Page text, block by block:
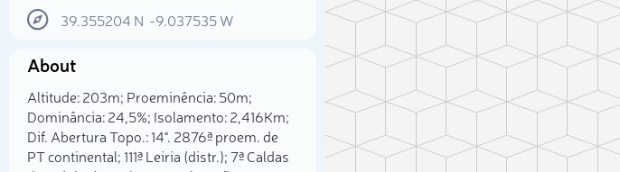
39.355204 N -9.037535W
About
Altitude: 203m; Proeminência: 50m;
Dominância: 24,5%; Isolamento: 2,416Km;
Dif. Abertura Topo.: 14°. 2876ª proem. de
PT continental; 111ª Leiria (distr.); 7ª Caldas
Select photo